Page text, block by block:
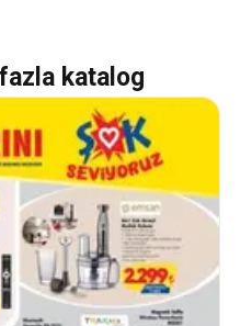
katalog